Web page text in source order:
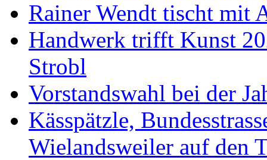
Rainer Wendt tischt mit
Handwerk trifft Kunst
Strobl
Vorstandswahl bei der
Kässpätzle,
Wielandsweiler auf den